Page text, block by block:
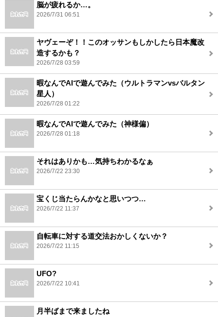
脳が疲れるか…。
2026/7/31 06:51
ヤヴェーぞ！！このオッサンもしかしたら日本魔改
造するかも？
2026/7/28 03:59
暇なんでAIで遊んでみた（ウルトラマンvsバルタン
星人）
2026/7/28 01:22
暇なんでAIで遊んでみた（神様偏）
2026/7/28 01:18
それはありかも…気持ちわかるなぁ
2026/7/22 23:30
宝くじ当たらんかなと思いつつ…
2026/7/22 11:37
自転車に対する道交法おかしくないか？
2026/7/22 11:15
UFO?
2026/7/22 10:41
月半ばまで来ましたね